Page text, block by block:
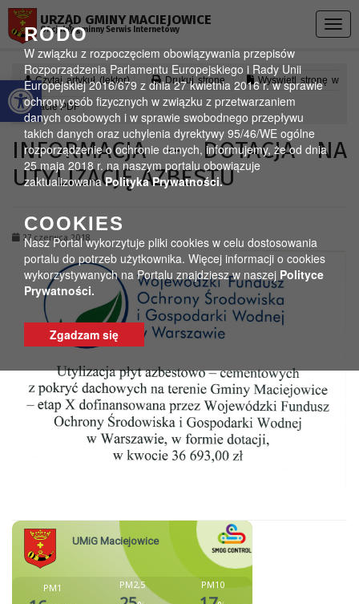
Otwórz pasek narzędzi
RODO
W związku z rozpoczęciem obowiązywania przepisów
Rozporządzenia Parlamentu Europejskiego i Rady Unii
Europejskiej 2016/679 z dnia 27 kwietnia 2016 r. w sprawie
ochrony osób fizycznych w związku z przetwarzaniem
danych osobowych i w sprawie swobodnego przepływu
takich danych oraz uchylenia dyrektywy 95/46/WE ogólne
rozporządzenie o ochronie danych, informujemy, że od dnia
25 maja 2018 r. na naszym portalu obowiązuje
zaktualizowanaPolityka Prywatności.
COOKIES
Nasz Portal wykorzytuje pliki cookies w celu dostosowania
portalu do potrzeb użytkownika. Więcej informacji o cookies
wykorzystywanych na Portalu znajdziesz w naszej Polityce
Prywatności.
Zgadzam się
URZĄD GMINY MACIEJOWICE
Oficjalny gminny Serwis Internetowy
Czytaj artykuł (lektor) Drukuj stronę Wyświetl stronę w
formacie PDF
INFORMACJA – DOTACJA NA
UTYLIZACJĘ AZBESTU
27 czerwca 2018